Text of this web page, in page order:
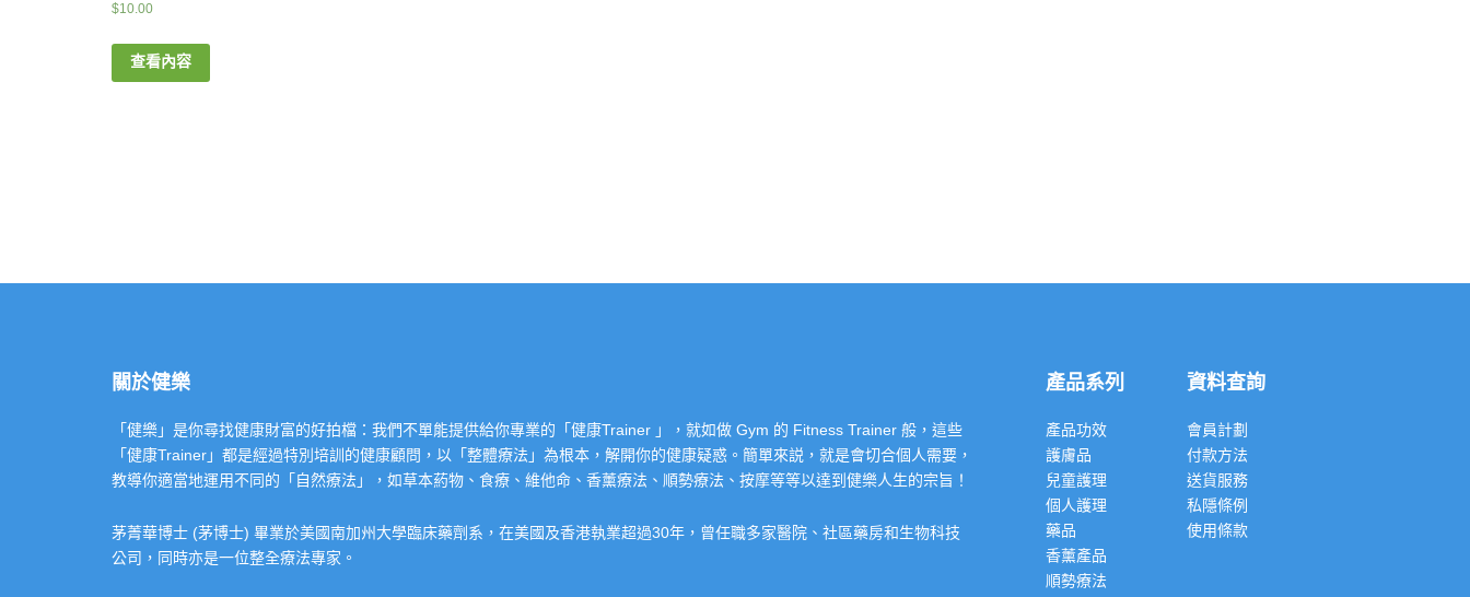
$10.00
查看內容
關於健樂
「健樂」是你尋找健康財富的好拍檔：我們不單能提供給你專業的「健康Trainer 」，就如做 Gym 的 Fitness Trainer 般，這些
「健康Trainer」都是經過特別培訓的健康顧問，以「整體療法」為根本，解開你的健康疑惑。簡單來説，就是會切合個人需要，
教導你適當地運用不同的「自然療法」，如草本葯物、食療、維他命、香薰療法、順勢療法、按摩等等以達到健樂人生的宗旨！
茅菁華博士 (茅博士) 畢業於美國南加州大學臨床藥劑系，在美國及香港執業超過30年，曾任職多家醫院、社區藥房和生物科技
公司，同時亦是一位整全療法專家。
產品系列
產品功效
護膚品
兒童護理
個人護理
藥品
香薰產品
順勢療法
資料查詢
會員計劃
付款方法
送貨服務
私隱條例
使用條款